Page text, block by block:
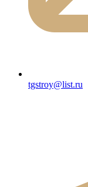
tgstroy@list.ru